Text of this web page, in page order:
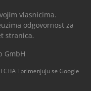
vlasnicima.
odgovornost za
stranica.
GmbH
i primenjuju se Google